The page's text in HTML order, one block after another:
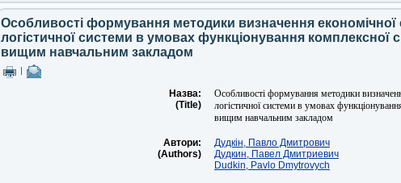
Особливості формування методики визначення економічної
логістичної системи в умовах функціонування комплексної
вищим навчальним закладом
Назва:
(Title)
Особливості формування методики
логістичної системи в умовах
вищим навчальним закладом
Автори:
(Authors)
Дудкін, Павло Дмитрович
Дудкин, Павел Дмитриевич
Dudkin, Pavlo Dmytrovych